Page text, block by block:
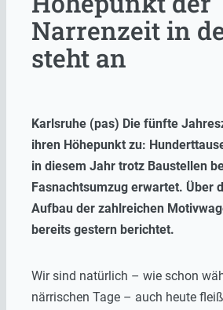
Narrenzeit in
steht an
Karlsruhe (pas) Die fünfte
ihren Höhepunkt zu:
in diesem Jahr trotz Baustellen
Fasnachtsumzug erwartet. Über
Aufbau der zahlreichen
bereits gestern berichtet.
Wir sind natürlich – wie schon
närrischen Tage – auch heute